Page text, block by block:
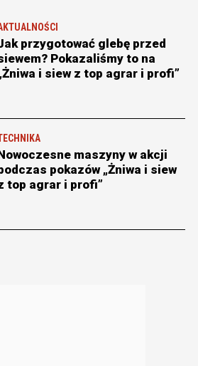
przygotować glebę przed
Pokazaliśmy to na
i siew z top agrar i profi”
maszyny w akcji
pokazów „Żniwa i siew
top agrar i profi”